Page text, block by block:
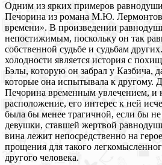
Одним из ярких примеров
Печорина из романа М.Ю.
времени». В произведении
непостижимым, поскольку он так
собственной судьбе и судьбам
холодности является история с
Бэлы, которую он забрал у Казбича,
которые она испытывала к другому.
Печорина временным увлечением, и
расположение, его интерес к ней
была бы менее трагичной, если бы
девушки, ставшей жертвой
вина лежит непосредственно на
прощения для такого
другого человека.